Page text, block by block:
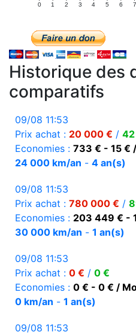
0 1 2 3 4 5 6 7
Historique des
comparatifs
09/08 11:53
Prix achat : 20 000 € /
Economies : 733 € - 15 €
24 000 km/an - 4 an(s)
09/08 11:53
Prix achat : 780 000 € /
Economies : 203 449 € -
30 000 km/an - 1 an(s)
09/08 11:53
Prix achat : 0 € / 0 €
Economies : 0 € - 0 € /
0 km/an - 1 an(s)
09/08 11:53